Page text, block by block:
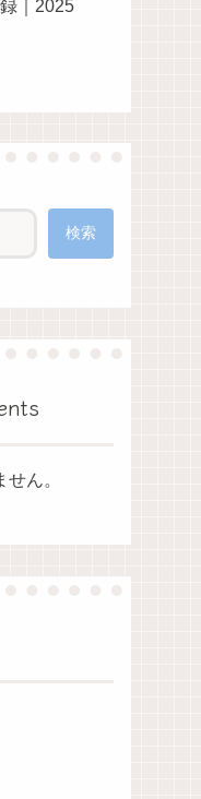
｜2025
検索
ん。